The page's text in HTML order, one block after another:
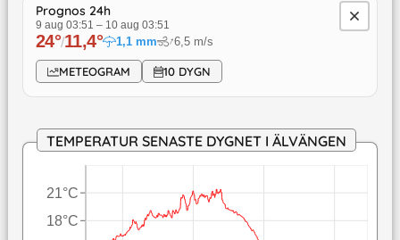
Prognos 24h
9 aug 03:51 – 10 aug 03:51
24°/11,4° 1,1 mm ↓6,5 m/s
METEOGRAM 10 DYGN
TEMPERATUR SENASTE DYGNET I ÄLVÄNGEN
18°C
21°C